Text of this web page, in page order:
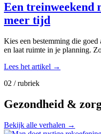
Een treinweekend
meer tijd
Kies een bestemming die
en laat ruimte in je planning.
Lees het artikel →
02 / rubriek
Gezondheid &
Bekijk alle verhalen →